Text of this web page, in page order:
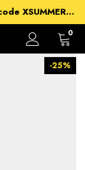
Extra 20% off on Summer Sale - using code XSUMMER2026
99€
0
-25%